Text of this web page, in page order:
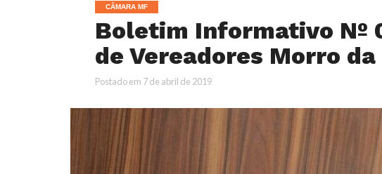
CÂMARA MF
Boletim Informativo Nº
de Vereadores Morro
Postado em 7 de abril de 2019